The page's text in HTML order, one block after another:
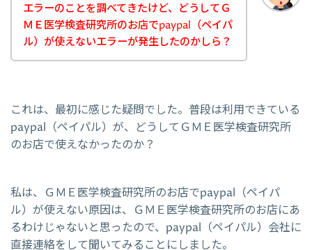
エラーのことを調べてきたけど、どうしてＧ
ＭＥ医学検査研究所のお店でpaypal（ペイパ
ル）が使えないエラーが発生したのかしら？
これは、最初に感じた疑問でした。普段は利用できている
paypal（ペイパル）が、どうしてＧＭＥ医学検査研究所
のお店で使えなかったのか？
私は、ＧＭＥ医学検査研究所のお店でpaypal（ペイパ
ル）が使えない原因は、ＧＭＥ医学検査研究所のお店にあ
るわけじゃないと思ったので、paypal（ペイパル）会社に
直接連絡をして聞いてみることにしました。